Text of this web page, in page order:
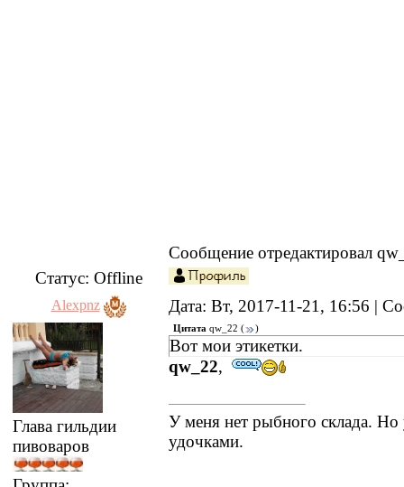
Сообщение отредактировал
Статус: Offline
Alexpnz Дата: Вт, 2017-11-21, 16:56 |
Глава гильдии
пивоваров
Цитата qw_22 ( )
Вот мои этикетки.
qw_22,
У меня нет рыбного склада. Но
удочками.